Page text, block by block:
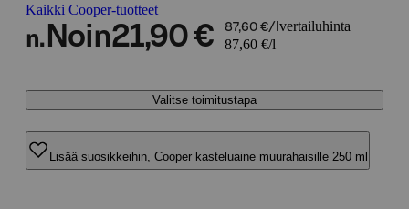
Kaikki Cooper-tuotteet
n. Noin21,90 € 87,60 €/l vertailuhinta
87,60 €/l
Valitse toimitustapa
Lisää suosikkeihin, Cooper kasteluaine muurahaisille 250 ml